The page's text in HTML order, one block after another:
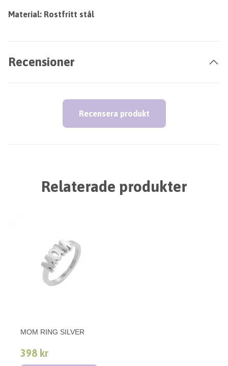
Material: Rostfritt stål
Recensioner
Recensera produkt
Relaterade produkter
MOM RING SILVER
398 kr